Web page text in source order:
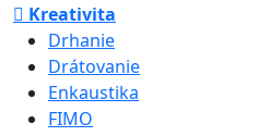
Kreativita
Drhanie
Drátovanie
Enkaustika
FIMO